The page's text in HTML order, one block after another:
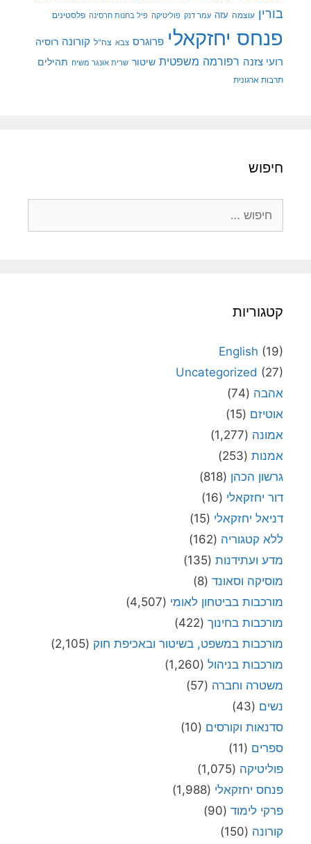
בורין עוצמה עזה עמר דנק פוליטיקה פיל בחנות חרסינה פלסטינים
פנחס יחזקאלי פרוגרס צבא צה"ל קורונה רוסיה
רועי צזנה רפורמה משפטית שיטור שרית אונגר משיח תהילים
תרבות ארגונית
חיפוש
קטגוריות
English (19)
Uncategorized (27)
אהבה (74)
אוטיזם (15)
אמונה (1,277)
אמנות (253)
גרשון הכהן (818)
דור יחזקאלי (16)
דניאל יחזקאלי (15)
ללא קטגוריה (162)
מדע ועתידנות (135)
מוסיקה וסאונד (8)
מורכבות בביטחון לאומי (4,507)
מורכבות בחינוך (422)
מורכבות במשפט, בשיטור ובאכיפת חוק (2,105)
מורכבות בניהול (1,260)
משטרה וחברה (57)
נשים (43)
סדנאות וקורסים (10)
ספרים (11)
פוליטיקה (1,075)
פנחס יחזקאלי (1,988)
פרקי לימוד (90)
קורונה (150)